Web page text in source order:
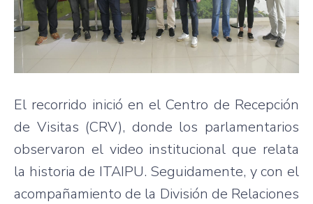
El recorrido inició en el Centro de Recepción
de Visitas (CRV), donde los parlamentarios
observaron el video institucional que relata
la historia de ITAIPU. Seguidamente, y con el
acompañamiento de la División de Relaciones